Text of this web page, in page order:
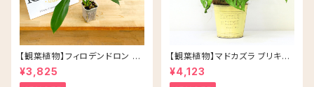
【観葉植物】フィロデンドロン ジ
ョーピー ネガミエル 3号 ネコチ
ップ 浅岡園芸 アロイド
¥3,825
【観葉植物】マドカズラ ブリキ缶
5号 鉢カラー/イエロー
¥4,123